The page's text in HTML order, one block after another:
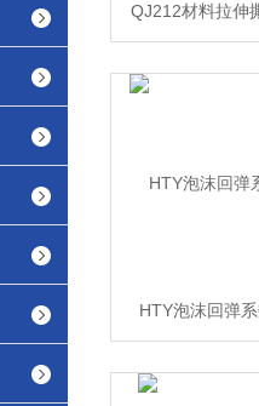
QJ212材料拉伸
HTY泡沫回弹